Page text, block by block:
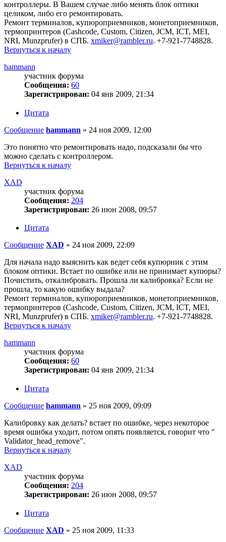
контроллеры. В Вашем случае либо менять блок оптики
целиком, либо его ремонтировать.
Ремонт терминалов, купюроприемников, монетоприемников,
термопринтеров (Cashcode, Custom, Citizen, JCM, ICT, MEI,
NRI, Munzprufer) в СПБ. xmiker@rambler.ru. +7-921-7748828.
Вернуться к началу
hammann
участник форума
Сообщения: 60
Зарегистрирован: 04 янв 2009, 21:34
Цитата
Сообщение hammann » 24 ноя 2009, 12:00
Это понятно что ремонтировать надо, подсказали бы что
можно сделать с контроллером.
Вернуться к началу
XAD
участник форума
Сообщения: 204
Зарегистрирован: 26 июн 2008, 09:57
Цитата
Сообщение XAD » 24 ноя 2009, 22:09
Для начала надо выяснить как ведет себя купюрник с этим
блоком оптики. Встает по ошибке или не принимает купюры?
Почистить, откалибровать. Прошла ли калибровка? Если не
прошла, то какую ошибку выдала?
Ремонт терминалов, купюроприемников, монетоприемников,
термопринтеров (Cashcode, Custom, Citizen, JCM, ICT, MEI,
NRI, Munzprufer) в СПБ. xmiker@rambler.ru. +7-921-7748828.
Вернуться к началу
hammann
участник форума
Сообщения: 60
Зарегистрирован: 04 янв 2009, 21:34
Цитата
Сообщение hammann » 25 ноя 2009, 09:09
Калибровку как делать? встает по ошибке, через некоторое
время ошибка уходит, потом опять появляется, говорит что "
Validator_head_remove".
Вернуться к началу
XAD
участник форума
Сообщения: 204
Зарегистрирован: 26 июн 2008, 09:57
Цитата
Сообщение XAD » 25 ноя 2009, 11:33